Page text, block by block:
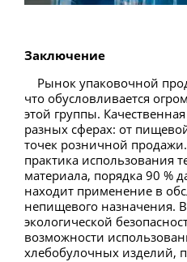
Заключение
Рынок упаковочной
что обусловливается
этой группы.
разных сферах: от
точек розничной
практика использования
материала, порядка 90 %
находит применение в
непищевого назначения.
экологической
возможности
хлебобулочных изделий,